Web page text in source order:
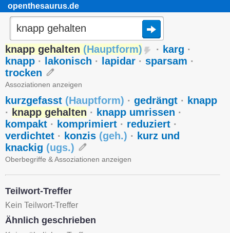
openthesaurus.de
knapp gehalten (Hauptform) · karg ·
knapp · lakonisch · lapidar · sparsam ·
trocken
Assoziationen anzeigen
kurzgefasst (Hauptform) · gedrängt · knapp
· knapp gehalten · knapp umrissen ·
kompakt · komprimiert · reduziert ·
verdichtet · konzis (geh.) · kurz und
knackig (ugs.)
Oberbegriffe & Assoziationen anzeigen
Teilwort-Treffer
Kein Teilwort-Treffer
Ähnlich geschrieben